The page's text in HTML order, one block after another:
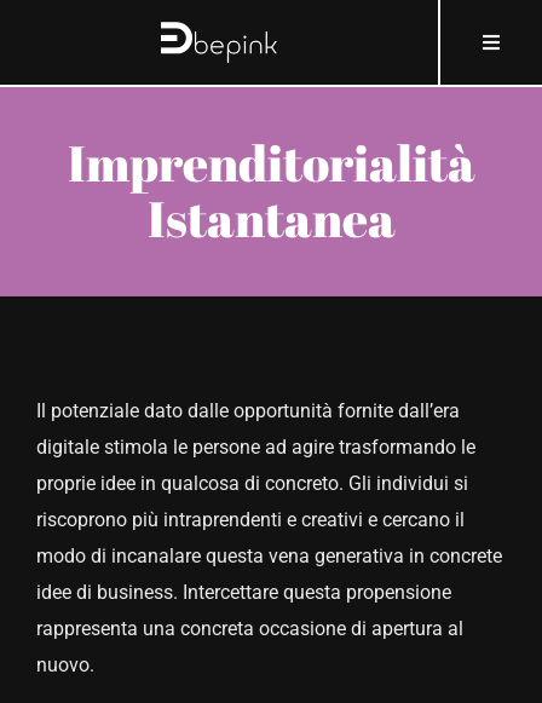
contenuto
Toggle
A PROPOSITO DI BEPINK
CHI
COSMOBLOG
CONTATTACI
Imprenditorialità
Istantanea
Il potenziale dato dalle opportunità fornite dall’era
digitale stimola le persone ad agire trasformando le
proprie idee in qualcosa di concreto. Gli individui si
riscoprono più intraprendenti e creativi e cercano il
modo di incanalare questa vena generativa in concrete
idee di business. Intercettare questa propensione
rappresenta una concreta occasione di apertura al
nuovo.